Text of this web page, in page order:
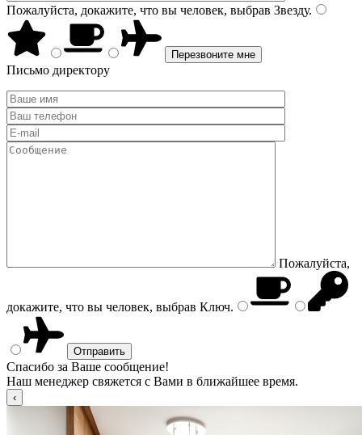
Пожалуйста, докажите, что вы человек, выбрав Звезду.
Письмо директору
Пожалуйста,
докажите, что вы человек, выбрав Ключ.
Спасибо за Ваше сообщение!
Наш менеджер свяжется с Вами в ближайшее время.